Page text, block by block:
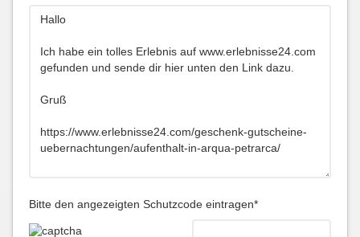
Bitte den angezeigten Schutzcode eintragen*